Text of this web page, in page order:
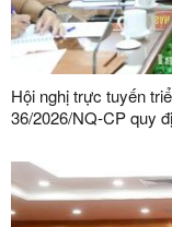
Hội nghị trực tuyến
36/2026/NQ-CP quy